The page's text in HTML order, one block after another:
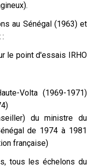
au Sénégal (1963) et
le point d'essais IRHO
Volta (1969-1971)
du ministre du
de 1974 à 1981
française)
tous les échelons du